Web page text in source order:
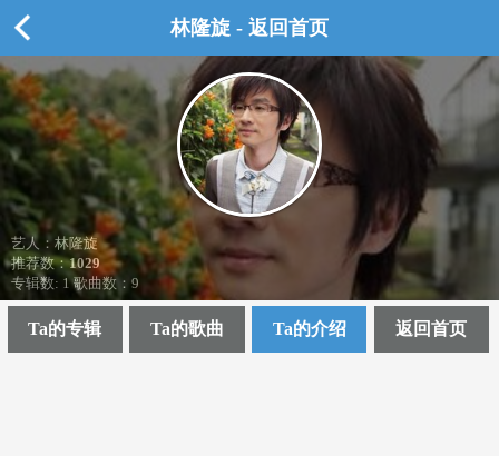
林隆旋 - 返回首页
艺人：林隆旋
推荐数：1029
专辑数: 1 歌曲数：9
Ta的专辑 Ta的歌曲 Ta的介绍 返回首页